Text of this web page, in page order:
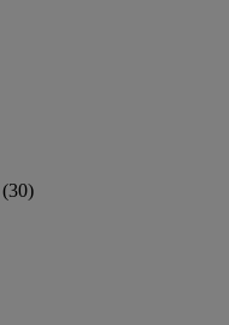
(30)